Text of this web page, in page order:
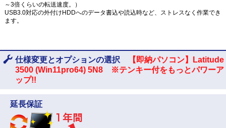
～3倍くらいの転送速度。）
USB3.0対応の外付けHDDへのデータ書込や読込時など、ストレスなく作業でき
ます。
仕様変更とオプションの選択
【即納パソコン】Latitude
3500 (Win11pro64) 5N8 ※テンキー付をもっとパワーア
ップ!!
延長保証